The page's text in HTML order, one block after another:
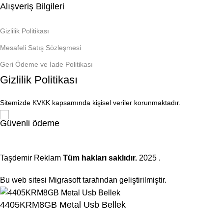
Alışveriş Bilgileri
Gizlilik Politikası
Mesafeli Satış Sözleşmesi
Geri Ödeme ve İade Politikası
Gizlilik Politikası
Sitemizde KVKK kapsamında kişisel veriler korunmaktadır.
Güvenli ödeme
Taşdemir Reklam Tüm hakları saklıdır. 2025 .
Bu web sitesi Migrasoft tarafından geliştirilmiştir.
4405KRM8GB Metal Usb Bellek